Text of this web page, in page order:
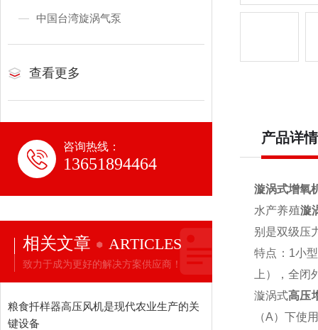
中国台湾旋涡气泵
查看更多
咨询热线：
13651894464
相关文章 ARTICLES
致力于成为更好的解决方案供应商！
粮食扦样器高压风机是现代农业生产的关
键设备
产品详情
漩涡式增氧
水产养殖漩
别是双级压
特点：1小
上），全
漩涡式高压
（A）下使